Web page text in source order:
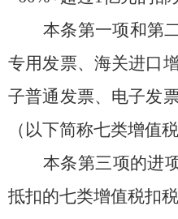
本条第一项和第二
专用发票、海关进口
子普通发票、电子发
（以下简称七类增值
本条第三项的进项
抵扣的七类增值税扣